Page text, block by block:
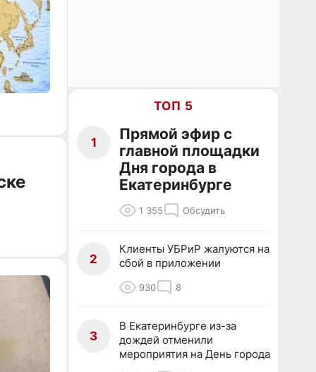
ТОП 5
1
Прямой эфир с
главной площадки
Дня города в
Екатеринбурге
1 355 Обсудить
2
Клиенты УБРиР жалуются на
сбой в приложении
930 8
3
В Екатеринбурге из-за
дождей отменили
мероприятия на День города